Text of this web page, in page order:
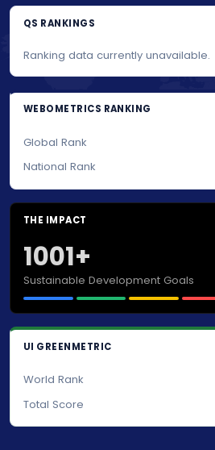
QS RANKINGS
Ranking data currently unavailable.
WEBOMETRICS RANKING
Global Rank
National Rank
THE IMPACT
1001+
Sustainable Development Goals
UI GREENMETRIC
World Rank
Total Score